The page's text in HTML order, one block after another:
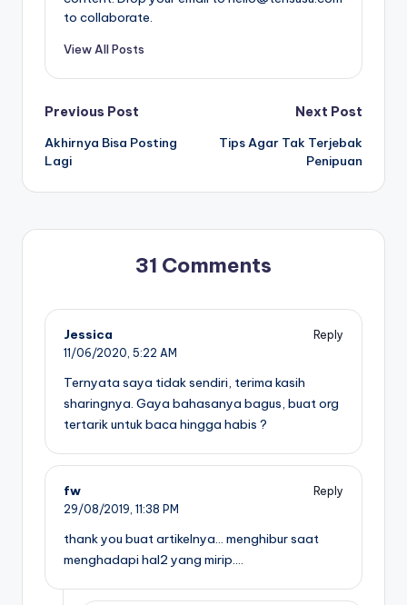
to collaborate.
View All Posts
Post
navigation
Previous Post
Akhirnya Bisa Posting
Lagi
Next Post
Tips Agar Tak Terjebak
Penipuan
31 Comments
Jessica
Reply
11/06/2020, 5:22 AM
Ternyata saya tidak sendiri, terima kasih
sharingnya. Gaya bahasanya bagus, buat org
tertarik untuk baca hingga habis ?
fw
Reply
29/08/2019, 11:38 PM
thank you buat artikelnya… menghibur saat
menghadapi hal2 yang mirip….